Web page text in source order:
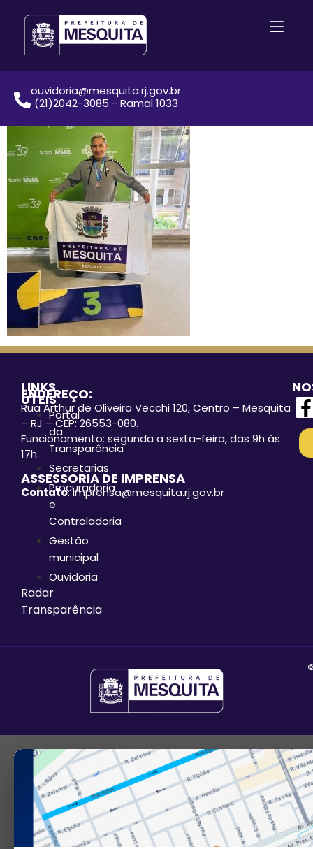
ouvidoria@mesquita.rj.gov.br
(21)2042-3085 - Ramal 1033
LINKS
ÚTEIS
Portal
da
Transparência
Secretarias
Procuradoria
e
Controladoria
Gestão
municipal
Ouvidoria
Radar
Transparência
ENDEREÇO:
Rua Arthur de Oliveira Vecchi 120, Centro – Mesquita
– RJ – CEP: 26553-080.
Funcionamento: segunda a sexta-feira, das 9h às
17h.
ASSESSORIA DE IMPRENSA
Contato: imprensa@mesquita.rj.gov.br